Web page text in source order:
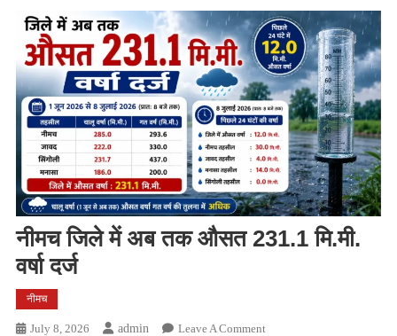
नीमच जिले में अब तक औसत 231.1 मि.मी.
वर्षा दर्ज
नीमच
July 8, 2026 Admin Leave A CommentOn